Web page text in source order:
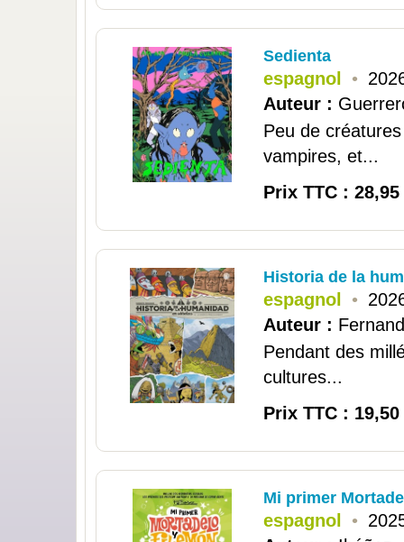
Sedienta
espagnol •
Auteur :
Peu de
vampires, et...
Prix TTC : 28,95
Historia de la
espagnol •
Auteur :
Pendant des
cultures...
Prix TTC : 19,50
Mi primer
espagnol •